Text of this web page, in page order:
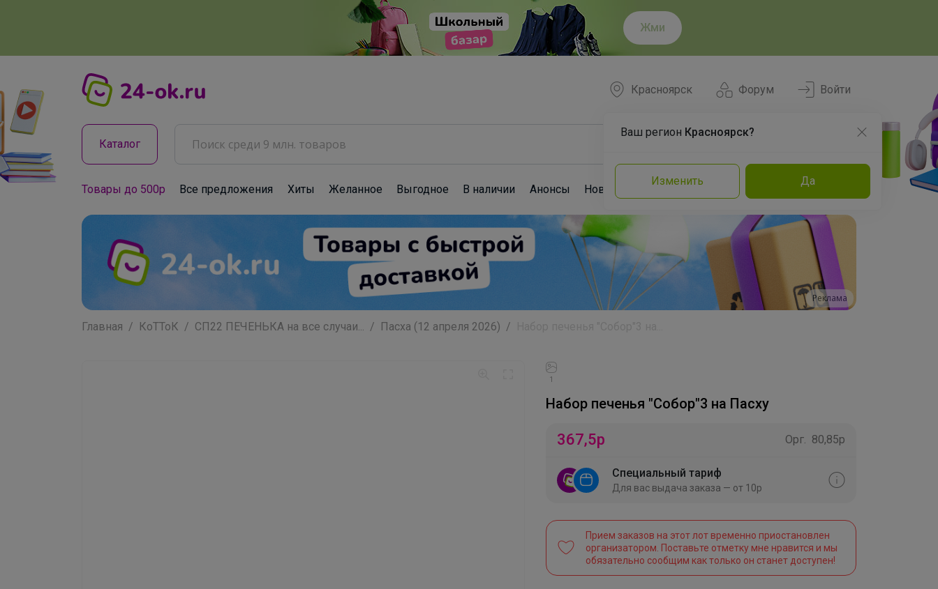
Жми
Форум
Красноярск
Ваш регион Красноярск?
Изменить Да
Войти
Каталог
Товары до 500р Все предложения Хиты Желанное Выгодное В наличии Анонсы Новости Команда Эксперты
Реклама
Главная КоТТоК СП22 ПЕЧЕНЬКА на все случаи... Пасха (12 апреля 2026)
1
Набор печенья "Собор"3 на Пасху
367,5р Орг. 80,85р
Специальный тариф
Для вас выдача заказа — от 10р
Прием заказов на этот лот временно приостановлен
организатором. Поставьте отметку мне нравится и мы
обязательно сообщим как только он станет доступен!